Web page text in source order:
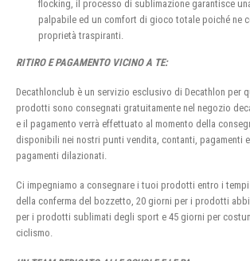
flocking, il processo di sublimazione garantisce
palpabile ed un comfort di gioco totale poiché ne
proprietà traspiranti.
RITIRO E PAGAMENTO VICINO A TE:
Decathlonclub è un servizio esclusivo di Decathlon per
prodotti sono consegnati gratuitamente nel negozio
e il pagamento verrà effettuato al momento della
disponibili nei nostri punti vendita, contanti, pagamenti
pagamenti dilazionati.
Ci impegniamo a consegnare i tuoi prodotti entro i
della conferma del bozzetto, 20 giorni per i prodotti
per i prodotti sublimati degli sport e 45 giorni per
ciclismo.